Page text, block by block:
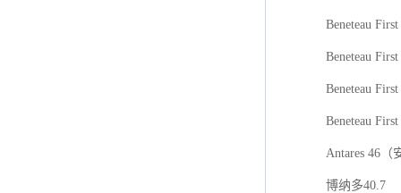
Beneteau
Beneteau
Beneteau
Beneteau
Antares 46（
博纳多40.7